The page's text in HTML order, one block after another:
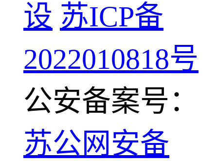
设 苏ICP备
2022010818号
公安备案号：
苏公网安备